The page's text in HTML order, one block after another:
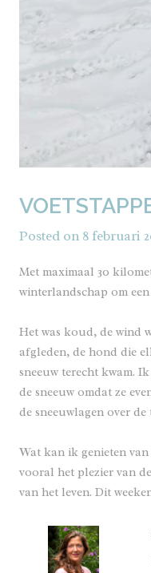
Posted on8 februari
Met maximaal 30
winterlandschap om
Het was koud, de wind
afgleden, de hond die
sneeuw terecht kwam.
de sneeuw omdat ze
de sneeuwlagen over de
Wat kan ik genieten
vooral het plezier van
van het leven. Dit